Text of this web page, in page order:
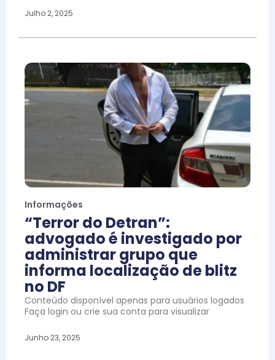
Julho 2, 2025
Informações
“Terror do Detran”:
advogado é investigado por
administrar grupo que
informa localização de blitz
no DF
Conteúdo disponível apenas para usuários logados
Faça login ou crie sua conta para visualizar
Junho 23, 2025